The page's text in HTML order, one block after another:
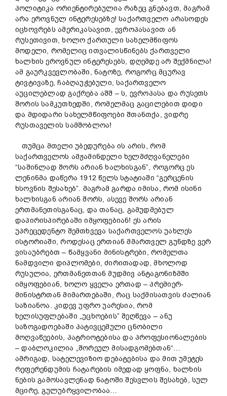
პოლიტიკა ორიენტირებულია რაზეც გნებავთ, მაგრამ
არა ეროვნულ ინტერესებზე! საქართველო არასოდეს
იცხოვრებს ამერიკასავით, ევროპასავით ან
რუსეთივით, ხოლო ქართული სახელმწიფოს
მოდელი, რომელიც ითვალისწინებს ქართველი
ხალხის ეროვნულ ინტერესებს, დღემდე არ შექმნილა!
ამ გაურკვევლობაში, ნატოზე, როგორც მცურავ
ტივტივაზე, ჩაბღაუჭებული, საქართველო
აუცილებლად გაქრება აშშ – ს, ევროპასა და რუსეთს
შორის სამკუთხედში, რომელმაც გაცილებით დიდი
და მდიდარი სახელმწიფოები შთანთქა, ვიდრე
რუსთაველის სამშობლოა!
თუმცა მთელი უბედურება ის არის, რომ
საქართველოს ამჟამინდელი ხელმძღვანელები
“საშინლად შორს არიან ხალხისგან”, როგორც ეს
ლენინმა დაწერა 1912 წელს სტატიაში “გერცენის
ხსოვნის შესახებ”. მაგრამ გარდა იმისა, რომ ისინი
ხალხისგან არიან შორს, ასევე შორს არიან
ერთმანეთისგანაც, და თანაც, გამუდმებულ
დაპირისპირებაში იმყოფებიან! ეს არის
უპრეცედენტო შემთხვევა საქართველოს უახლეს
ისტორიაში, როდესაც ერთიან მმართველ გუნდზე ვერ
ვისაუბრებთ – წამყვანი მინისტრები, რომელთა
ნამდვილი დიპლომები, ძირითადად, მხოლოდ
რუსულია, ერთმანეთთან მუდმივ ანტაგონიზმში
იმყოფებიან, ხოლო ყველა ერთად – პრემიერ-
მინისტრთან მიმართებაში, რაც საქმისათვის ძალიან
საზიანოა. კიდევ უფრო უარესია, რომ
ხელისუფლებაში „უცხოების” შეღწევა – ანუ
საზოგადოებაში პატივცემული ცნობილი
მოღვაწეების, პატრიოტებისა და პროფესიონალების
– დაბლოკილია „შორეულ მისადგომებთან“…
ამრიგად, სატელევიზიო დებატებისა და მით უმეტეს
რეფერენდუმის ჩატარების იმედად ყოფნა, ხალხის
ნების გამოსავლენად ნატოში შესვლის შესახებ, სულ
მცირე, გულუბრყვილობაა…